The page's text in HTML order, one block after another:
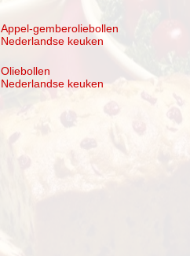
Appel-gemberoliebollen
Nederlandse keuken
Oliebollen
Nederlandse keuken